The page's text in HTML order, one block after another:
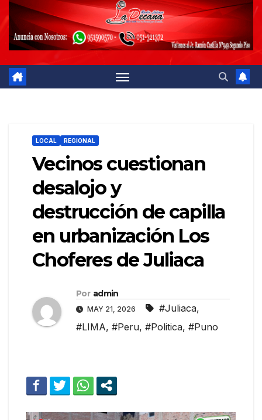
LOCAL REGIONAL
Vecinos cuestionan
desalojo y
destrucción de capilla
en urbanización Los
Choferes de Juliaca
Por admin
MAY 21, 2026 #Juliaca,
#LIMA, #Peru, #Politica, #Puno